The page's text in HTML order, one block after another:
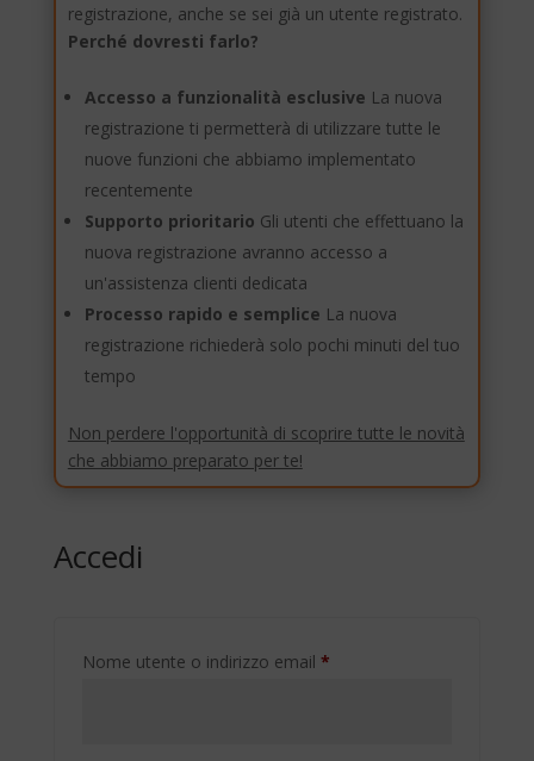
registrazione, anche se sei già un utente registrato.
Perché dovresti farlo?
Accesso a funzionalità esclusive La nuova
registrazione ti permetterà di utilizzare tutte le
nuove funzioni che abbiamo implementato
recentemente
Supporto prioritario Gli utenti che effettuano la
nuova registrazione avranno accesso a
un'assistenza clienti dedicata
Processo rapido e semplice La nuova
registrazione richiederà solo pochi minuti del tuo
tempo
Non perdere l'opportunità di scoprire tutte le novità
che abbiamo preparato per te!
Accedi
Nome utente o indirizzo email *Richiesto